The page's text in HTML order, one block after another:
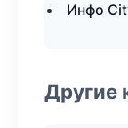
Инфо
Другие